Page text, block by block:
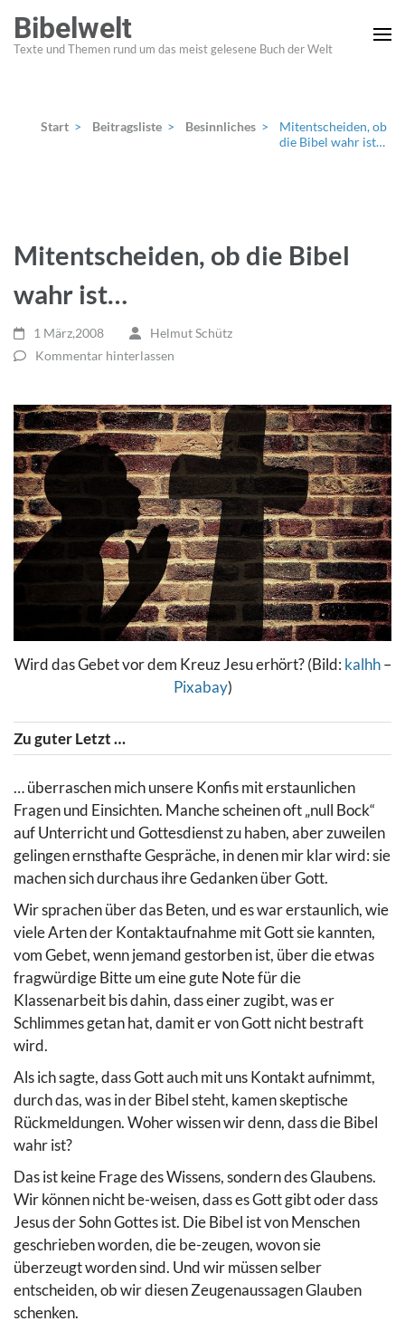
Inhalt
springen
Bibelwelt
Texte und Themen rund um das meist gelesene Buch der Welt
Start > Beitragsliste > Besinnliches >
Mitentscheiden, ob
die Bibel wahr ist…
Mitentscheiden, ob die Bibel
wahr ist…
1 März,2008
Helmut Schütz
Kommentar hinterlassen
Wird das Gebet vor dem Kreuz Jesu erhört? (Bild: kalhh–
Pixabay)
Zu guter Letzt …
… überraschen mich unsere Konfis mit erstaunlichen
Fragen und Einsichten. Manche scheinen oft „null Bock“
auf Unterricht und Gottesdienst zu haben, aber zuweilen
gelingen ernsthafte Gespräche, in denen mir klar wird: sie
machen sich durchaus ihre Gedanken über Gott.
Wir sprachen über das Beten, und es war erstaunlich, wie
viele Arten der Kontaktaufnahme mit Gott sie kannten,
vom Gebet, wenn jemand gestorben ist, über die etwas
fragwürdige Bitte um eine gute Note für die
Klassenarbeit bis dahin, dass einer zugibt, was er
Schlimmes getan hat, damit er von Gott nicht bestraft
wird.
Als ich sagte, dass Gott auch mit uns Kontakt aufnimmt,
durch das, was in der Bibel steht, kamen skeptische
Rückmeldungen. Woher wissen wir denn, dass die Bibel
wahr ist?
Das ist keine Frage des Wissens, sondern des Glaubens.
Wir können nicht be-weisen, dass es Gott gibt oder dass
Jesus der Sohn Gottes ist. Die Bibel ist von Menschen
geschrieben worden, die be-zeugen, wovon sie
überzeugt worden sind. Und wir müssen selber
entscheiden, ob wir diesen Zeugenaussagen Glauben
schenken.